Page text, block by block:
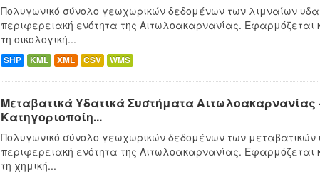
Πολυγωνικό σύνολο γεωχωρικών δεδομένων των λιμναίων
περιφερειακή ενότητα της Αιτωλοακαρνανίας.
τη οικολογική...
SHP KML XML CSV WMS
Μεταβατικά Υδατικά Συστήματα Αιτωλοακαρνανίας
Κατηγοριοποίη...
Πολυγωνικό σύνολο γεωχωρικών δεδομένων των μεταβατικών
περιφερειακή ενότητα της Αιτωλοακαρνανίας.
τη χημική...